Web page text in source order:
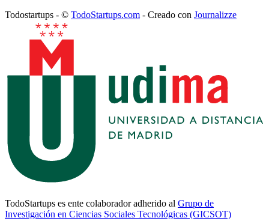
Todostartups - © TodoStartups.com - Creado con Journalizze
TodoStartups es ente colaborador adherido al Grupo de
Investigación en Ciencias Sociales Tecnológicas (GICSOT)